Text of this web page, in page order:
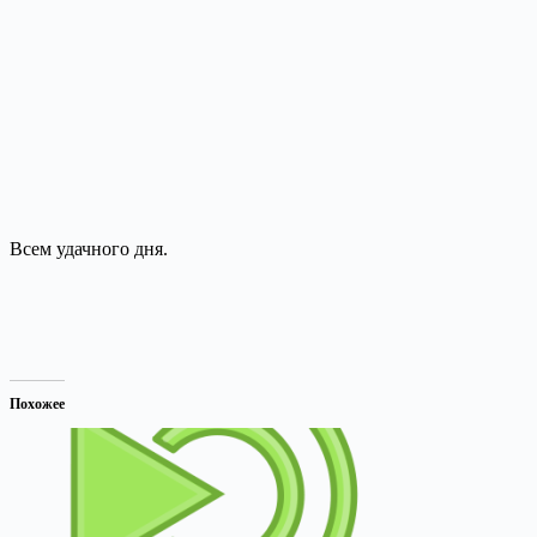
Всем удачного дня.
Похожее